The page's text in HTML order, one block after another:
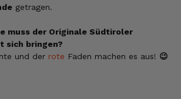
getragen.
muss der Originale Südtiroler
sich bringen?
und der rote Faden machen es aus! 😉